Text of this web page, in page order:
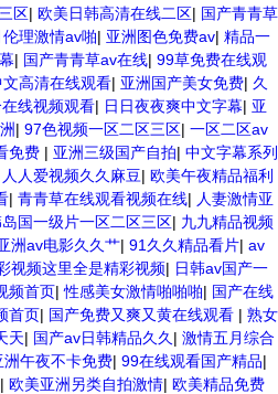
区| 欧美日韩高清在线二区| 国产青青草
理激情av啪| 亚洲图色免费av| 精品一
| 国产青青草av在线| 99草免费在线观
文高清在线观看| 亚洲国产美女免费| 久
线视频观看| 日日夜夜爽中文字幕| 亚
| 97色视频一区二区三区| 一区二区av
免费 | 亚洲三级国产自拍| 中文字幕系列
人人爱视频久久麻豆| 欧美午夜精品福利
| 青青草在线观看视频在线| 人妻激情亚
岛国一级片一区二区三区| 九九精品视频
洲av电影久久艹| 91久久精品看片| av
视频这里全是精彩视频| 日韩av国产一
频首页|性感美女激情啪啪啪| 国产在线
首页| 国产免费又爽又黄在线观看 | 熟女
天| 国产av日韩精品久久 | 激情五月综合
洲午夜不卡免费| 99在线观看国产精品|
| 欧美亚洲另类自拍激情| 欧美精品免费